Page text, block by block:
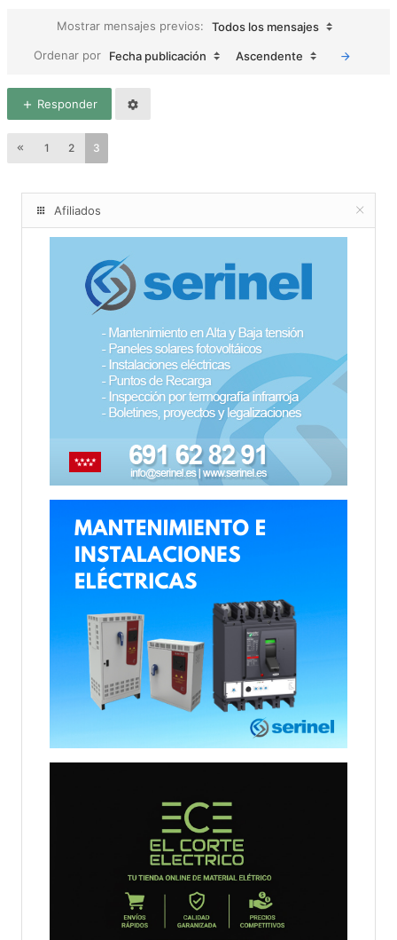
Mostrar mensajes previos:
Todos los mensajes
Ordenar por
Fecha publicación Ascendente
Responder
1 2 3
Afiliados